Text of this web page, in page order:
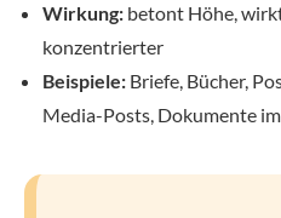
Wirkung: betont Höhe,
konzentrierter
Beispiele: Briefe, Bücher,
Media-Posts, Dokumente